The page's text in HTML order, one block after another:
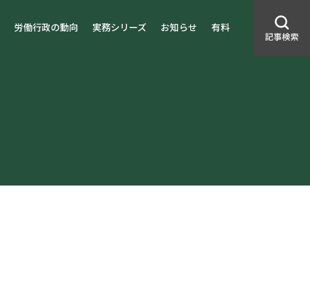
労働行政の動向 実務シリーズ お知らせ 有料